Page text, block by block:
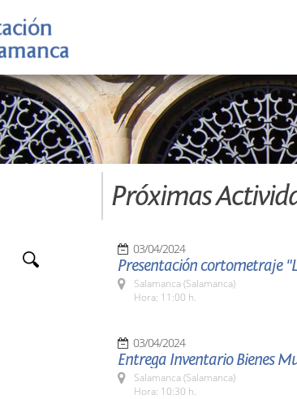
Próximas
03/04/2024
Presentación cortometraje
Salamanca (Salamanca)
Hora: 11:00 h.
03/04/2024
Entrega Inventario Bienes
Salamanca (Salamanca)
Hora: 10:30 h.